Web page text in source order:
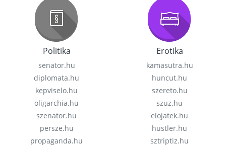
Politika
senator.hu
diplomata.hu
kepviselo.hu
oligarchia.hu
szenator.hu
persze.hu
propaganda.hu
Erotika
kamasutra.hu
huncut.hu
szereto.hu
szuz.hu
elojatek.hu
hustler.hu
sztriptiz.hu